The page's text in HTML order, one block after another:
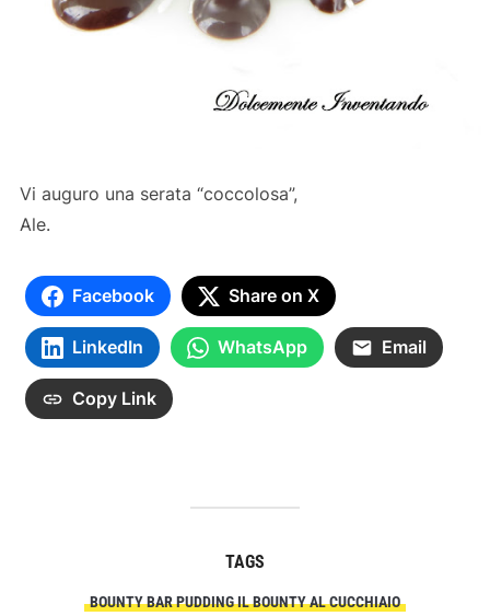
Vi auguro una serata “coccolosa”,
Ale.
Facebook Share on X
LinkedIn WhatsApp Email
Copy Link
TAGS
BOUNTY BAR PUDDING IL BOUNTY AL CUCCHIAIO